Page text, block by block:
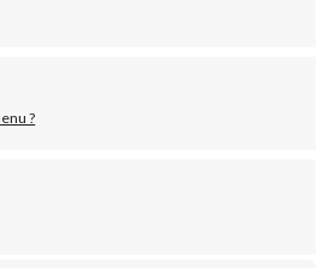
?